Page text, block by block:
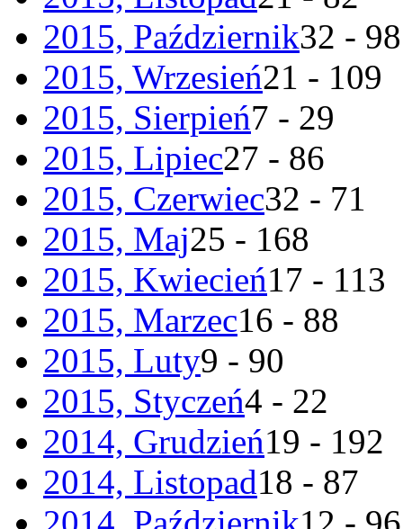
2015, Październik32 - 98
2015, Wrzesień21 - 109
2015, Sierpień7 - 29
2015, Lipiec27 - 86
2015, Czerwiec32 - 71
2015, Maj25 - 168
2015, Kwiecień17 - 113
2015, Marzec16 - 88
2015, Luty9 - 90
2015, Styczeń4 - 22
2014, Grudzień19 - 192
2014, Listopad18 - 87